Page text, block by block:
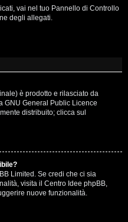
vai nel tuo Pannello di Controllo
degli allegati.
è prodotto e rilasciato da
GNU General Public Licence
distribuito; clicca sul
Limited. Se credi che ci sia
visita il Centro Idee phpBB,
nuove funzionalità.